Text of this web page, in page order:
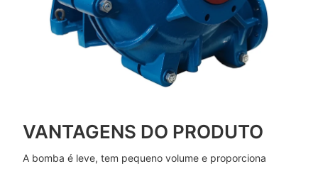
VANTAGENS DO PRODUTO
A bomba é leve, tem pequeno volume e proporciona